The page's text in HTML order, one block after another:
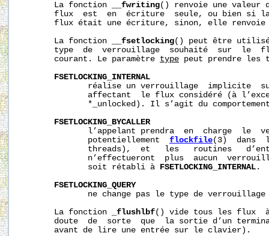
       La fonction
__fwriting() renvoie une
flux  est  en  écriture  seule, ou bien si
flux était une écriture, sinon, elle renvoie
       La fonction
__fsetlocking() peut être
type  de  verrouillage  souhaité  sur  le
       courant. Le paramètre
type peut prendre les
FSETLOCKING_INTERNAL
réalise un verrouillage  implicite
affectant  le flux considéré (à
*_unlocked). Il s’agit du
FSETLOCKING_BYCALLER
l’appelant prendra  en  charge  le
              potentiellement
flockfile(3)  dans
threads),  et   les   routines
n’effectueront  plus  aucun
              soit rétabli à
FSETLOCKING_INTERNAL .
FSETLOCKING_QUERY
ne change pas le type de
       La fonction
_flushlbf() vide tous les flux
doute  de  sorte  que  la sortie d’un
       avant de lire une entrée sur le clavier).